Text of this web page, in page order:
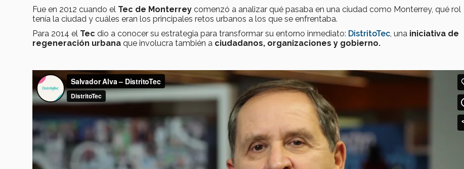
Fue en 2012 cuando el Tec de Monterrey comenzó a analizar qué pasaba en una ciudad como Monterrey, qué rol
tenía la ciudad y cuáles eran los principales retos urbanos a los que se enfrentaba.
Para 2014 el Tec dio a conocer su estrategia para transformar su entorno inmediato: DistritoTec , una iniciativa de
regeneración urbana que involucra también a ciudadanos, organizaciones y gobierno.